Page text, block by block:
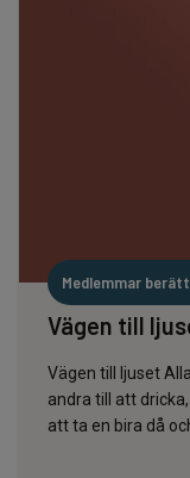
Medlemmar
Vägen till
Vägen till ljuset
andra till att
att ta en bira då